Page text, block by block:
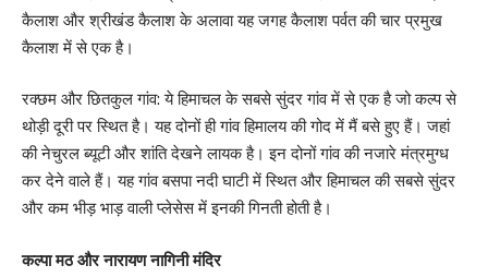
कैलाश और श्रीखंड कैलाश के अलावा यह जगह कैलाश पर्वत की चार प्रमुख
कैलाश में से एक है।
रक्छम और छितकुल गांव: ये हिमाचल के सबसे सुंदर गांव में से एक है जो कल्प से
थोड़ी दूरी पर स्थित है। यह दोनों ही गांव हिमालय की गोद में मैं बसे हुए हैं। जहां
की नेचुरल ब्यूटी और शांति देखने लायक है। इन दोनों गांव की नजारे मंत्रमुग्ध
कर देने वाले हैं। यह गांव बसपा नदी घाटी में स्थित और हिमाचल की सबसे सुंदर
और कम भीड़ भाड़ वाली प्लेसेस में इनकी गिनती होती है।
कल्पा मठ और नारायण नागिनी मंदिर